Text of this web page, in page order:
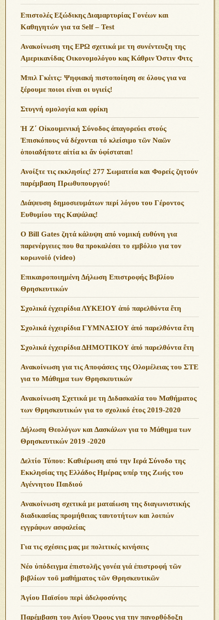
Επιστολές Εξώδικης Διαμαρτυρίας Γονέων και
Καθηγητών για τα Self – Test
Ανακοίνωση της ΕΡΩ σχετικά με τη συνέντευξη της
Αμερικανίδας Οικονομολόγου κας Κάθριν Όστιν Φιτς
Μπιλ Γκέιτς: Ψηφιακή πιστοποίηση σε όλους για να
ξέρουμε ποιοι είναι οι υγιείς!
Στυγνή ομολογία και φρίκη
Ἡ Ζ΄ Οἰκουμενική Σύνοδος ἀπαγορεύει στούς
Ἐπισκόπους νά δέχονται τό κλείσιμο τῶν Ναῶν
ὁποιαδήποτε αἰτία κι ἄν ὑφίσταται!
Ανoίξτε τις εκκλησίες! 277 Σωματεία και Φορείς ζητούν
παρέμβαση Πρωθυπουργού!
Διάψευση δημοσιευμάτων περί λόγου του Γέροντος
Ευθυμίου της Καψάλας!
O Bill Gates ζητά κάλυψη από νομική ευθύνη για
παρενέργειες που θα προκαλέσει το εμβόλιο για τον
κορωνοϊό (video)
Επικαιροποιημένη Δήλωση Επιστροφής Βιβλίου
Θρησκευτικών
Σχολικά ἐγχειρίδια ΛΥΚΕΙΟΥ ἀπό παρελθόντα ἔτη
Σχολικά ἐγχειρίδια ΓΥΜΝΑΣΙΟΥ ἀπό παρελθόντα ἔτη
Σχολικά ἐγχειρίδια ΔΗΜΟΤΙΚΟΥ ἀπό παρελθόντα ἔτη
Ανακοίνωση για τις Αποφάσεις της Ολομέλειας του ΣΤΕ
για το Μάθημα των Θρησκευτικών
Ανακοίνωση Σχετικά με τη Διδασκαλία του Μαθήματος
των Θρησκευτικών για το σχολικό έτος 2019-2020
Δήλωση Θεολόγων και Δασκάλων για το Μάθημα των
Θρησκευτικών 2019 -2020
Δελτίο Τύπου: Καθιέρωση από την Ιερά Σύνοδο της
Εκκλησίας της Ελλάδος Ημέρας υπέρ της Ζωής του
Αγέννητου Παιδιού
Ανακοίνωση σχετικά με ματαίωση της διαγωνιστικής
διαδικασίας προμήθειας ταυτοτήτων και λοιπών
εγγράφων ασφαλείας
Για τις σχέσεις μας με πολιτικές κινήσεις
Νέο ὑπόδειγμα ἐπιστολῆς γονέα γιά ἐπιστροφή τῶν
βιβλίων τοῦ μαθήματος τῶν Θρησκευτικῶν
Ἁγίου Παϊσίου περὶ ἀδελφοσύνης
Παρέμβαση του Αγίου Όρους για την πανορθόδοξη